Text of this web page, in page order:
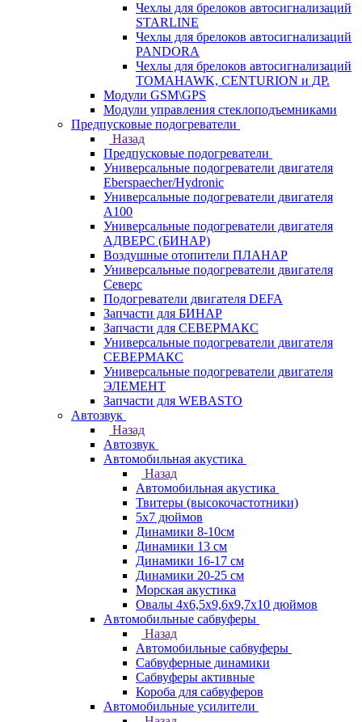
Чехлы для брелоков автосигнализаций
STARLINE
Чехлы для брелоков автосигнализаций
PANDORA
Чехлы для брелоков автосигнализаций
TOMAHAWK, CENTURION и ДР.
Модули GSM\GPS
Модули управления стеклоподъемниками
Предпусковые подогреватели
Назад
Предпусковые подогреватели
Универсальные подогреватели двигателя
Eberspaecher/Hydronic
Универсальные подогреватели двигателя
A100
Универсальные подогреватели двигателя
АДВЕРС (БИНАР)
Воздушные отопители ПЛАНАР
Универсальные подогреватели двигателя
Северс
Подогреватели двигателя DEFA
Запчасти для БИНАР
Запчасти для СЕВЕРМАКС
Универсальные подогреватели двигателя
СЕВЕРМАКС
Универсальные подогреватели двигателя
ЭЛЕМЕНТ
Запчасти для WEBASTO
Автозвук
Назад
Автозвук
Автомобильная акустика
Назад
Автомобильная акустика
Твитеры (высокочастотники)
5x7 дюймов
Динамики 8-10см
Динамики 13 см
Динамики 16-17 см
Динамики 20-25 см
Морская акустика
Овалы 4х6,5х9,6x9,7х10 дюймов
Автомобильные сабвуферы
Назад
Автомобильные сабвуферы
Сабвуферные динамики
Сабвуферы активные
Короба для сабвуферов
Автомобильные усилители